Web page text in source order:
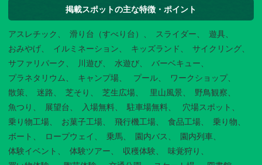
掲載スポットの主な特徴・ポイント
アスレチック 滑り台（すべり台） スライダー
遊具
おみやげ
イルミネーション キッズランド
サイクリング
サファリパーク
川遊び 水遊び
バーベキュー
プラネタリウム
キャンプ場 プール
ワークショップ
散策
迷路 芝そり 芝生広場 里山風景
野鳥観察
魚つり
展望台 入場無料 駐車場無料
穴場スポット
乗り物工場
お菓子工場 飛行機工場 食品工場
乗り物
ボート
ロープウェイ 乗馬 園内バス
園内列車
体験イベント
体験ツアー 収穫体験
味覚狩り